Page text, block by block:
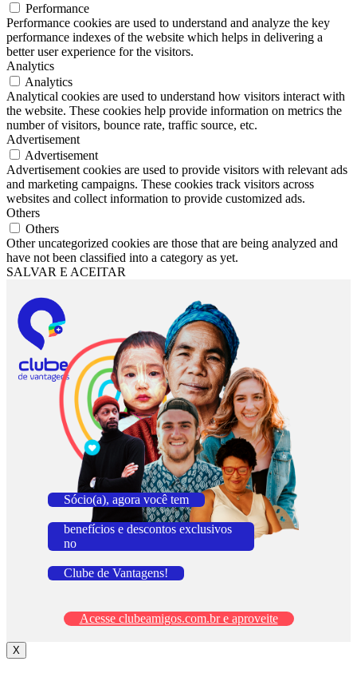
Performance
Performance cookies are used to understand and analyze the key
performance indexes of the website which helps in delivering a
better user experience for the visitors.
Analytics
Analytics
Analytical cookies are used to understand how visitors interact with
the website. These cookies help provide information on metrics the
number of visitors, bounce rate, traffic source, etc.
Advertisement
Advertisement
Advertisement cookies are used to provide visitors with relevant ads
and marketing campaigns. These cookies track visitors across
websites and collect information to provide customized ads.
Others
Others
Other uncategorized cookies are those that are being analyzed and
have not been classified into a category as yet.
SALVAR E ACEITAR
Sócio(a), agora você tem
benefícios e descontos exclusivos
no
Clube de Vantagens!
Acesse clubeamigos.com.br e aproveite
X